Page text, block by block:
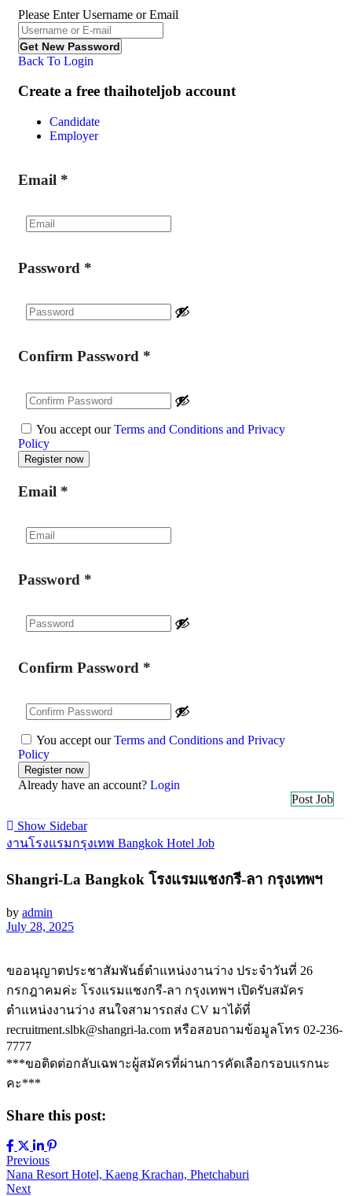
Please Enter Username or Email
Back To Login
Create a free thaihoteljob account
Candidate
Employer
Email *
Password *
Confirm Password *
You accept ourTerms and Conditions and Privacy
Policy
Email *
Password *
Confirm Password *
You accept ourTerms and Conditions and Privacy
Policy
Already have an account? Login
Post Job
Show Sidebar
งานโรงแรมกรุงเทพ Bangkok Hotel Job
Shangri-La Bangkok โรงแรมแชงกรี-ลา กรุงเทพฯ
by admin
July 28, 2025
ขออนุญาตประชาสัมพันธ์ตำแหน่งงานว่าง ประจำวันที่ 26
กรกฎาคมค่ะ โรงแรมแชงกรี-ลา กรุงเทพฯ เปิดรับสมัคร
ตำแหน่งงานว่าง สนใจสามารถส่ง CV มาได้ที่
recruitment.slbk@shangri-la.com หรือสอบถามข้อมูลโทร 02-236-
7777
***ขอติดต่อกลับเฉพาะผู้สมัครที่ผ่านการคัดเลือกรอบแรกนะ
คะ***
Share this post:
Previous
Nana Resort Hotel, Kaeng Krachan, Phetchaburi
Next